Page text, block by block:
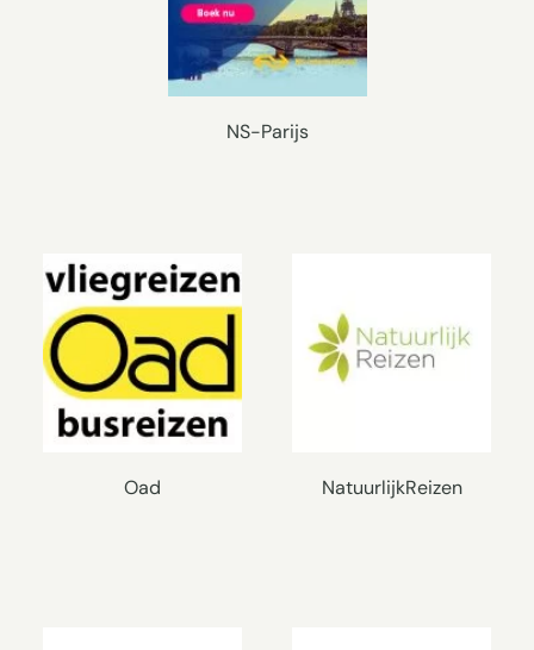
NS-Parijs
Oad NatuurlijkReizen